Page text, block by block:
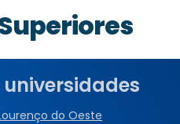
do Oeste